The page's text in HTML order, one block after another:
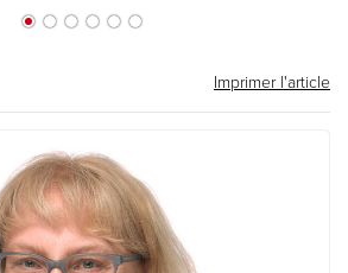
Imprimer l'article